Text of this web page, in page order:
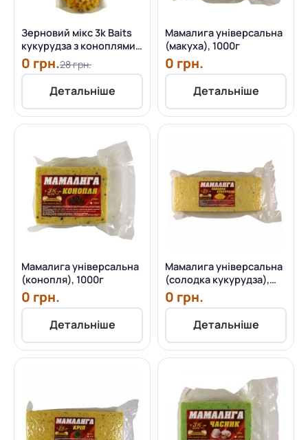
Зерновий мікс 3k Baits
кукурудза з коноплями
400г
0 грн.28 грн.
Детальніше
Мамалига універсальна
(макуха), 1000г
0 грн.
Детальніше
Мамалига універсальна
(конопля), 1000г
0 грн.
Детальніше
Мамалига універсальна
(солодка кукурудза),
1000г
0 грн.
Детальніше